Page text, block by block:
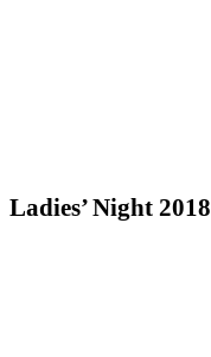
Ladies’ Night 2018